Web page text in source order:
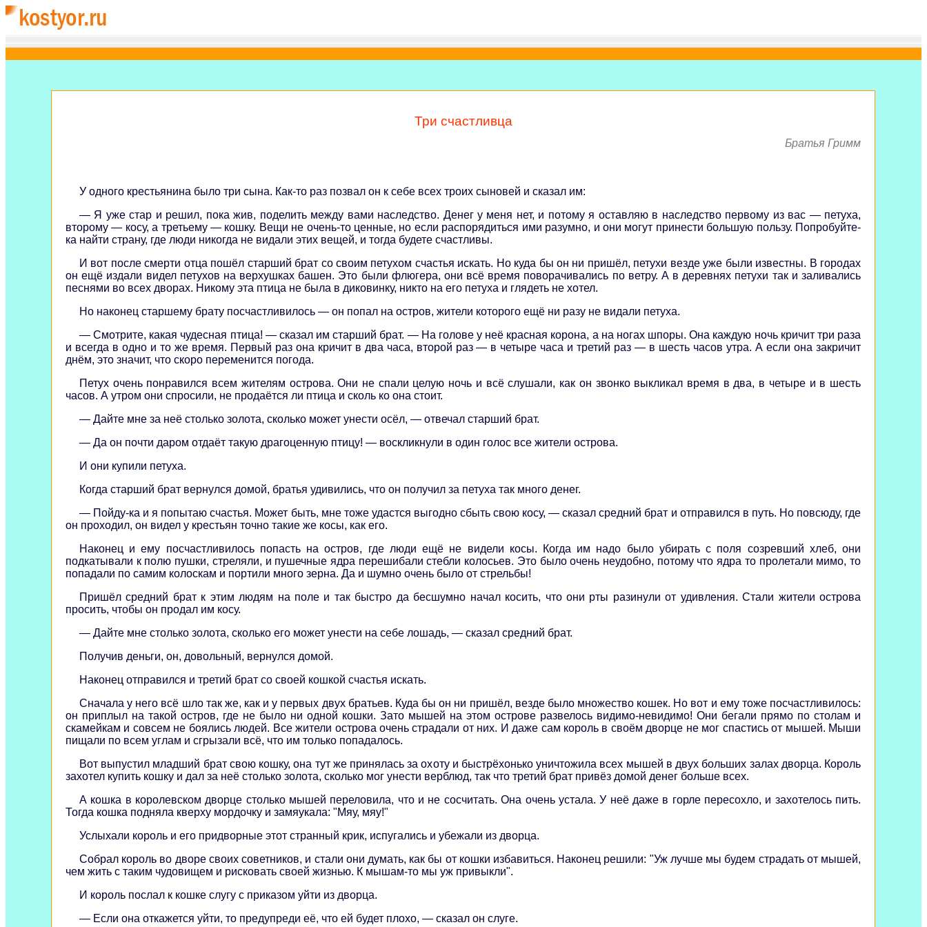
Три счастливца
Братья Гримм
У одного крестьянина было три сына. Как-то раз позвал он к себе всех троих сыновей и сказал им:
— Я уже стар и решил, пока жив, поделить между вами наследство. Денег у меня нет, и потому я оставляю в наследство первому из вас — петуха,
второму — косу, а третьему — кошку. Вещи не очень-то ценные, но если распорядиться ими разумно, и они могут принести большую пользу. Попробуйте-
ка найти страну, где люди никогда не видали этих вещей, и тогда будете счастливы.
И вот после смерти отца пошёл старший брат со своим петухом счастья искать. Но куда бы он ни пришёл, петухи везде уже были известны. В городах
он ещё издали видел петухов на верхушках башен. Это были флюгера, они всё время поворачивались по ветру. А в деревнях петухи так и заливались
песнями во всех дворах. Никому эта птица не была в диковинку, никто на его петуха и глядеть не хотел.
Но наконец старшему брату посчастливилось — он попал на остров, жители которого ещё ни разу не видали петуха.
— Смотрите, какая чудесная птица! — сказал им старший брат. — На голове у неё красная корона, а на ногах шпоры. Она каждую ночь кричит три раза
и всегда в одно и то же время. Первый раз она кричит в два часа, второй раз — в четыре часа и третий раз — в шесть часов утра. А если она закричит
днём, это значит, что скоро переменится погода.
Петух очень понравился всем жителям острова. Они не спали целую ночь и всё слушали, как он звонко выкликал время в два, в четыре и в шесть
часов. А утром они спросили, не продаётся ли птица и сколь ко она стоит.
— Дайте мне за неё столько золота, сколько может унести осёл, — отвечал старший брат.
— Да он почти даром отдаёт такую драгоценную птицу! — воскликнули в один голос все жители острова.
И они купили петуха.
Когда старший брат вернулся домой, братья удивились, что он получил за петуха так много денег.
— Пойду-ка и я попытаю счастья. Может быть, мне тоже удастся выгодно сбыть свою косу, — сказал средний брат и отправился в путь. Но повсюду, где
он проходил, он видел у крестьян точно такие же косы, как его.
Наконец и ему посчастливилось попасть на остров, где люди ещё не видели косы. Когда им надо было убирать с поля созревший хлеб, они
подкатывали к полю пушки, стреляли, и пушечные ядра перешибали стебли колосьев. Это было очень неудобно, потому что ядра то пролетали мимо, то
попадали по самим колоскам и портили много зерна. Да и шумно очень было от стрельбы!
Пришёл средний брат к этим людям на поле и так быстро да бесшумно начал косить, что они рты разинули от удивления. Стали жители острова
просить, чтобы он продал им косу.
— Дайте мне столько золота, сколько его может унести на себе лошадь, — сказал средний брат.
Получив деньги, он, довольный, вернулся домой.
Наконец отправился и третий брат со своей кошкой счастья искать.
Сначала у него всё шло так же, как и у первых двух братьев. Куда бы он ни пришёл, везде было множество кошек. Но вот и ему тоже посчастливилось:
он приплыл на такой остров, где не было ни одной кошки. Зато мышей на этом острове развелось видимо-невидимо! Они бегали прямо по столам и
скамейкам и совсем не боялись людей. Все жители острова очень страдали от них. И даже сам король в своём дворце не мог спастись от мышей. Мыши
пищали по всем углам и сгрызали всё, что им только попадалось.
Вот выпустил младший брат свою кошку, она тут же принялась за охоту и быстрёхонько уничтожила всех мышей в двух больших залах дворца. Король
захотел купить кошку и дал за неё столько золота, сколько мог унести верблюд, так что третий брат привёз домой денег больше всех.
А кошка в королевском дворце столько мышей переловила, что и не сосчитать. Она очень устала. У неё даже в горле пересохло, и захотелось пить.
Тогда кошка подняла кверху мордочку и замяукала: "Мяу, мяу!"
Услыхали король и его придворные этот странный крик, испугались и убежали из дворца.
Собрал король во дворе своих советников, и стали они думать, как бы от кошки избавиться. Наконец решили: "Уж лучше мы будем страдать от мышей,
чем жить с таким чудовищем и рисковать своей жизнью. К мышам-то мы уж привыкли".
И король послал к кошке слугу с приказом уйти из дворца.
— Если она откажется уйти, то предупреди её, что ей будет плохо, — сказал он слуге.